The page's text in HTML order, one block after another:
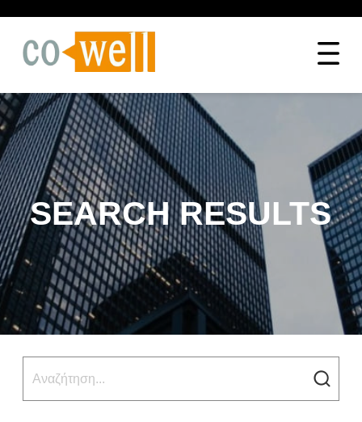
SEARCH RESULTS